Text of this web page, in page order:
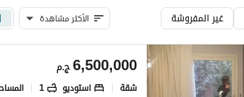
غير المفروشة الأكثر مشاهدة
ج.م6,500,000
شقة استوديو 1